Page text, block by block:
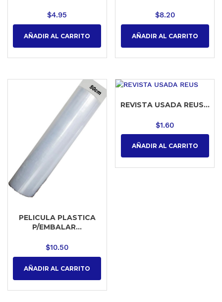
$4.95
AÑADIR AL CARRITO
$8.20
AÑADIR AL CARRITO
PELICULA PLASTICA
P/EMBALAR...
$10.50
AÑADIR AL CARRITO
REVISTA USADA REUS...
$1.60
AÑADIR AL CARRITO